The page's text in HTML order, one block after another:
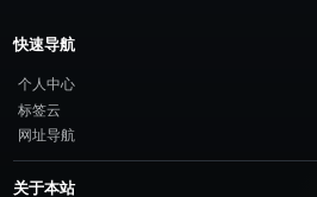
快速导航
个人中心
标签云
网址导航
关于本站